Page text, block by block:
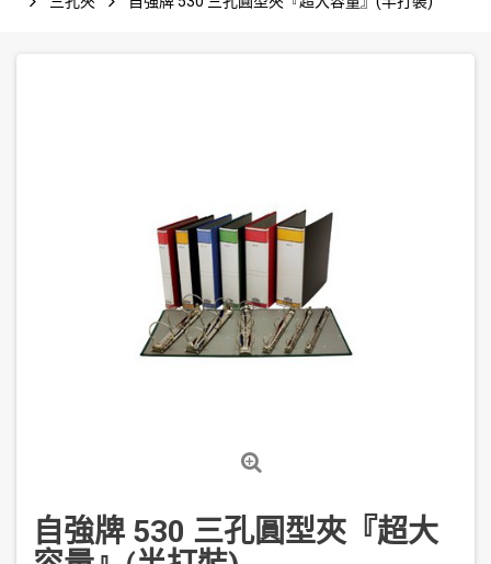
自強牌 530 三孔圓型夾『超大